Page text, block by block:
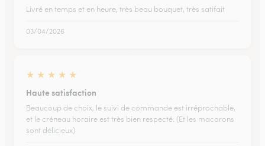
Livré en temps et en heure, très beau bouquet, très satifait
03/04/2026
★ ★ ★ ★ ★
Haute satisfaction
Beaucoup de choix, le suivi de commande est irréprochable,
et le créneau horaire est très bien respecté. (Et les macarons
sont délicieux)